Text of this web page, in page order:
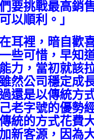
要挑戰最高銷
以順利。」
耳裡，暗自歡
些可惜，早知
力，當初就該
然公司穩定成
還是以傳統方
老字號的優勢
統的方式花費
新客源，因為